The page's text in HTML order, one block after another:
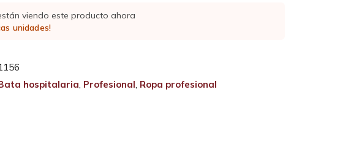
viendo este producto ahora
unidades!
hospitalaria, Profesional, Ropa profesional